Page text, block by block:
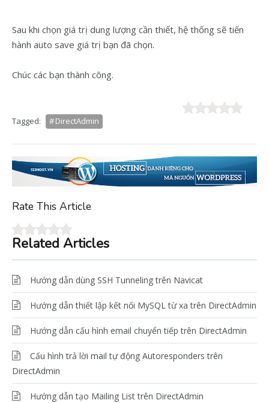
Sau khi chọn giá trị dung lượng cần thiết, hệ thống sẽ tiến
hành auto save giá trị bạn đã chọn.
Chúc các bạn thành công.
Tagged: DirectAdmin
Rate This Article
Related Articles
Hướng dẫn dùng SSH Tunneling trên Navicat
Hướng dẫn thiết lập kết nối MySQL từ xa trên DirectAdmin
Hướng dẫn cấu hình email chuyển tiếp trên DirectAdmin
Cấu hình trả lời mail tự động Autoresponders trên
DirectAdmin
Hướng dẫn tạo Mailing List trên DirectAdmin